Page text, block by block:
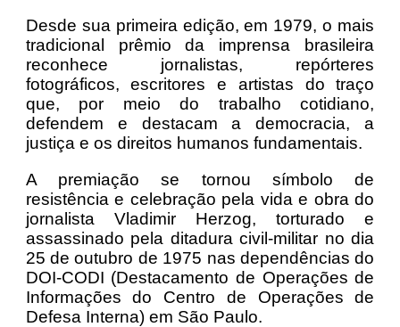
Desde sua primeira edição, em 1979, o mais
tradicional prêmio da imprensa brasileira
reconhece jornalistas, repórteres
fotográficos, escritores e artistas do traço
que, por meio do trabalho cotidiano,
defendem e destacam a democracia, a
justiça e os direitos humanos fundamentais.
A premiação se tornou símbolo de
resistência e celebração pela vida e obra do
jornalista Vladimir Herzog, torturado e
assassinado pela ditadura civil-militar no dia
25 de outubro de 1975 nas dependências do
DOI-CODI (Destacamento de Operações de
Informações do Centro de Operações de
Defesa Interna) em São Paulo.